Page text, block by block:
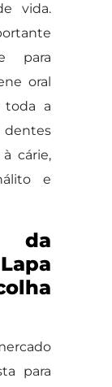
vida.
para
oral
toda a
dentes
cárie,
e
para